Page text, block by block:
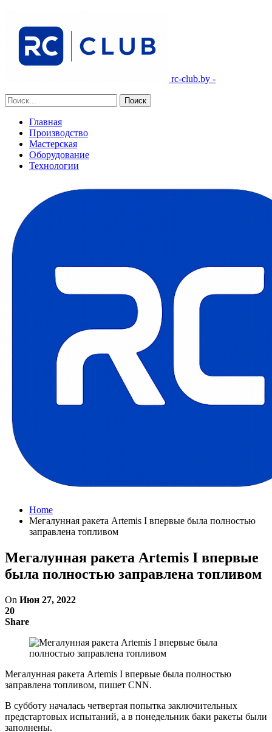
rc-club.by -
Главная
Производство
Мастерская
Оборудование
Технологии
Home
Мегалунная ракета Artemis I впервые была полностью
заправлена топливом
Мегалунная ракета Artemis I впервые
была полностью заправлена топливом
On Июн 27, 2022
20
Share
Мегалунная ракета Artemis I впервые была полностью
заправлена ​​топливом, пишет CNN.
В субботу началась четвертая попытка заключительных
предстартовых испытаний, а в понедельник баки ракеты были
заполнены.